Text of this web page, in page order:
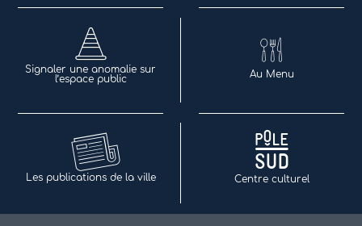
Signaler une anomalie sur
l’espace public
Au Menu
Les publications de la ville Centre culturel